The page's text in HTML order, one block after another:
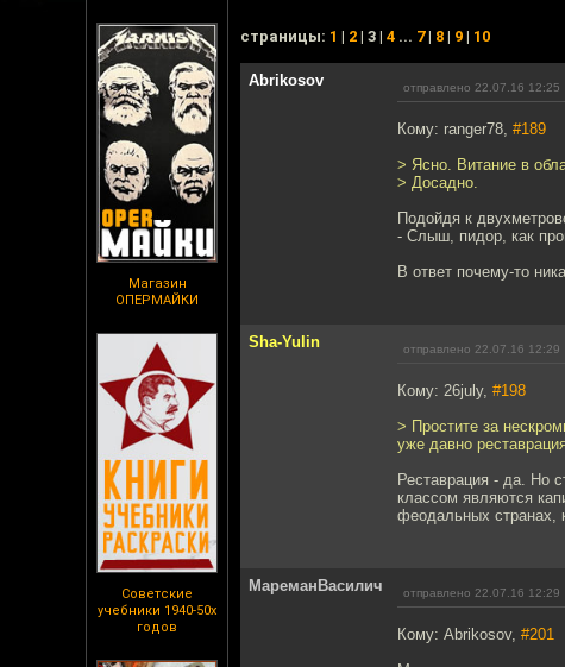
Магазин
ОПЕРМАЙКИ
Советские
учебники 1940-50х
годов
cтраницы: 1 | 2 | 3 | 4 ... 7| 8 | 9 | 10
Abrikosov отправлено 22.07.16 12:25
Кому: ranger78, #189
> Ясно. Витание в
> Досадно.
Подойдя к
- Слыш, пидор, как
В ответ почему-то
Sha-Yulin отправлено 22.07.16 12:29
Кому: 26july, #198
> Простите за
уже давно
Реставрация - да. Но
классом являются
феодальных странах,
МареманВасилич отправлено 22.07.16 12:29
Кому: Abrikosov, #201